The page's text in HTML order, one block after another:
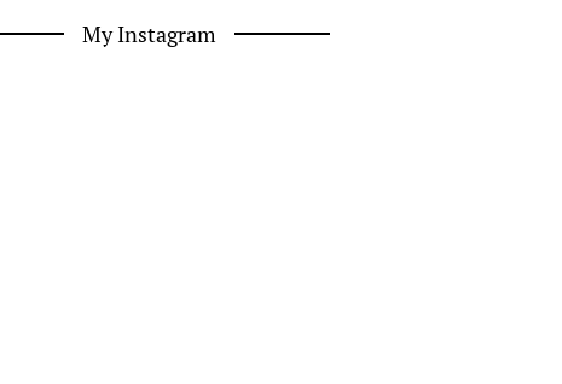
My Instagram